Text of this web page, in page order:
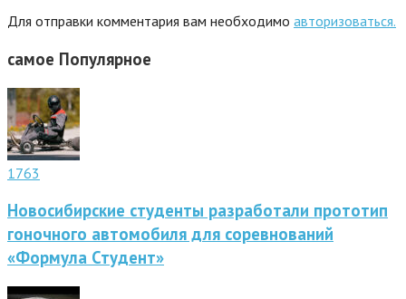
Для отправки комментария вам необходимо авторизоваться.
самое Популярное
1763
Новосибирские студенты разработали прототип
гоночного автомобиля для соревнований
«Формула Студент»